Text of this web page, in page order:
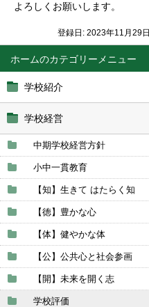
ホーム
学校紹介
学校経営
中期学校経営方針
小中一貫教育
【知】生きて はたらく知
【徳】豊かな心
【体】健やかな体
【公】公共心と社会参画
【開】未来を開く志
学校評価
よろしくお願いします。
登録日: 2023年11月29日